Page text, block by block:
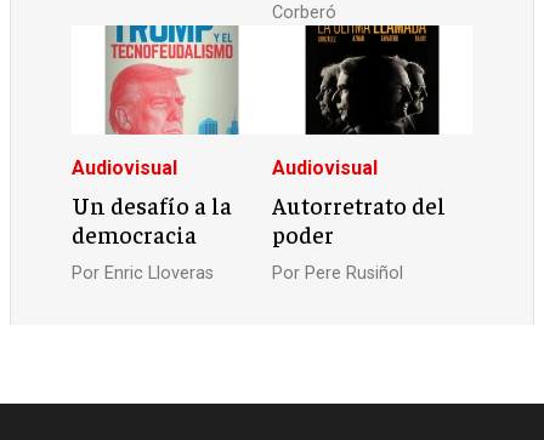
Corberó
Audiovisual
Un desafío a la
democracia
Por Enric Lloveras
Audiovisual
Autorretrato del
poder
Por Pere Rusiñol